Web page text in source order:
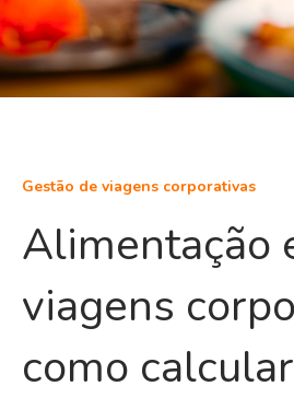
Gestão de viagens corporativas
Alimentação
viagens
como